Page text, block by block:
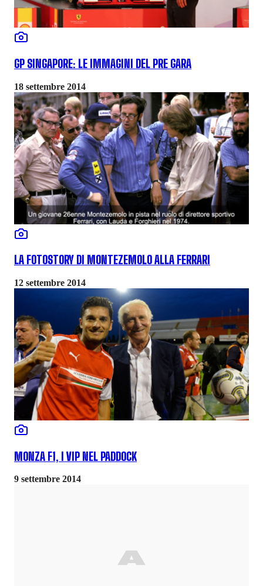
GP SINGAPORE: LE IMMAGINI DEL PRE GARA
18 settembre 2014
LA FOTOSTORY DI MONTEZEMOLO ALLA FERRARI
12 settembre 2014
MONZA F1, I VIP NEL PADDOCK
9 settembre 2014